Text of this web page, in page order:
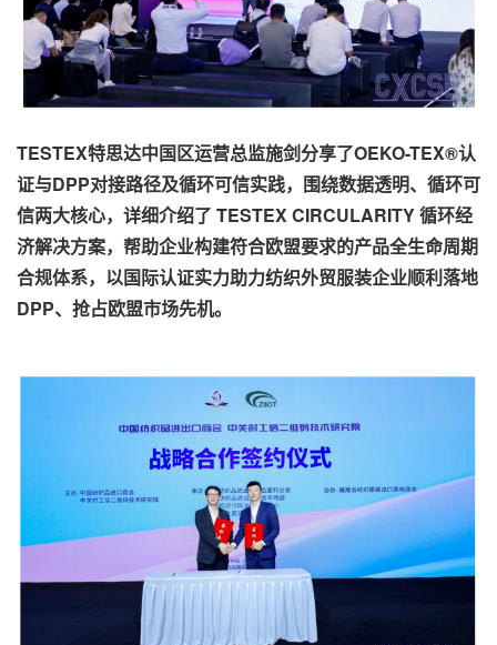
TESTEX特思达中国区运营总监施剑分享了OEKO-TEX®认
证与DPP对接路径及循环可信实践，围绕数据透明、循环可
信两大核心，详细介绍了 TESTEX CIRCULARITY 循环经
济解决方案，帮助企业构建符合欧盟要求的产品全生命周期
合规体系，以国际认证实力助力纺织外贸服装企业顺利落地
DPP、抢占欧盟市场先机。